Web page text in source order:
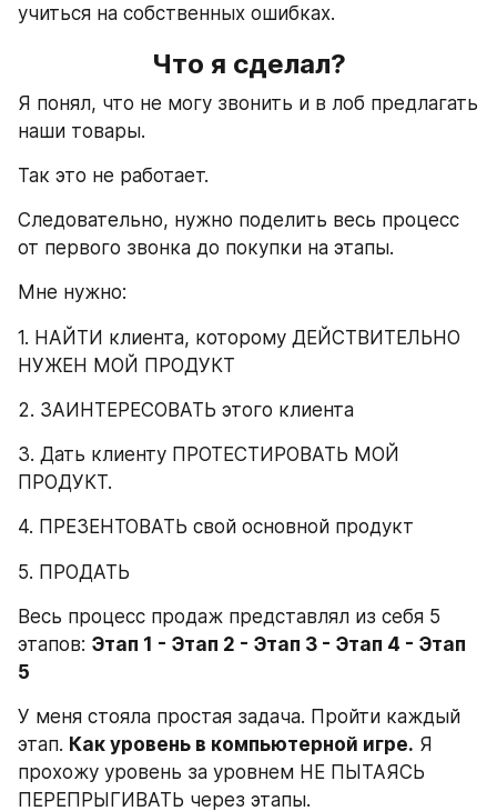
учиться на собственных ошибках.
Что я сделал?
Я понял, что не могу звонить и в лоб предлагать
наши товары.
Так это не работает.
Следовательно, нужно поделить весь процесс
от первого звонка до покупки на этапы.
Мне нужно:
1. НАЙТИ клиента, которому ДЕЙСТВИТЕЛЬНО
НУЖЕН МОЙ ПРОДУКТ
2. ЗАИНТЕРЕСОВАТЬ этого клиента
3. Дать клиенту ПРОТЕСТИРОВАТЬ МОЙ
ПРОДУКТ.
4. ПРЕЗЕНТОВАТЬ свой основной продукт
5. ПРОДАТЬ
Весь процесс продаж представлял из себя 5
этапов: Этап 1 - Этап 2 - Этап 3 - Этап 4 - Этап
5
У меня стояла простая задача. Пройти каждый
этап. Как уровень в компьютерной игре. Я
прохожу уровень за уровнем НЕ ПЫТАЯСЬ
ПЕРЕПРЫГИВАТЬ через этапы.